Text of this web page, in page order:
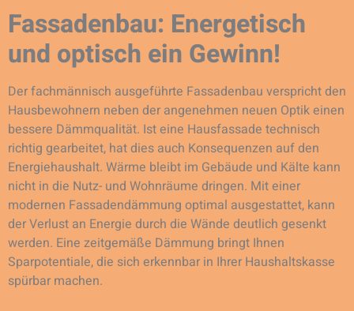
Fassadenbau: Energetisch
und optisch ein Gewinn!
Der fachmännisch ausgeführte Fassadenbau verspricht den
Hausbewohnern neben der angenehmen neuen Optik einen
bessere Dämmqualität. Ist eine Hausfassade technisch
richtig gearbeitet, hat dies auch Konsequenzen auf den
Energiehaushalt. Wärme bleibt im Gebäude und Kälte kann
nicht in die Nutz- und Wohnräume dringen. Mit einer
modernen Fassadendämmung optimal ausgestattet, kann
der Verlust an Energie durch die Wände deutlich gesenkt
werden. Eine zeitgemäße Dämmung bringt Ihnen
Sparpotentiale, die sich erkennbar in Ihrer Haushaltskasse
spürbar machen.